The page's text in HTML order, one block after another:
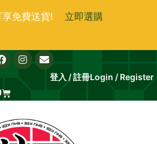
免費送貨! 立即選購
F
a
c
b
o
k
I
n
s
g
a
m
E
n
v
o
e
登入 / 註冊Login / Register
Cart